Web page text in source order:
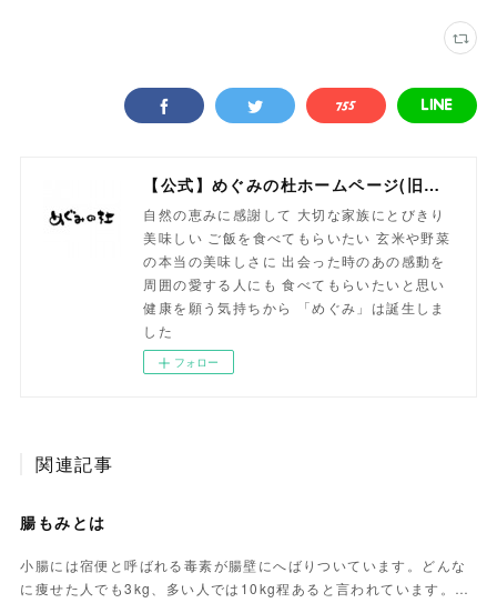
【公式】めぐみの杜ホームページ(旧自然食工房）
自然の恵みに感謝して 大切な家族にとびきり
美味しい ご飯を食べてもらいたい 玄米や野菜
の本当の美味しさに 出会った時のあの感動を
周囲の愛する人にも 食べてもらいたいと思い
健康を願う気持ちから 「めぐみ」は誕生しま
した
フォロー
関連記事
腸もみとは
小腸には宿便と呼ばれる毒素が腸壁にへばりついています。どんな
に痩せた人でも3kg、多い人では10kg程あると言われています。…